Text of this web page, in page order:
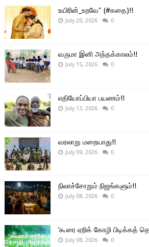
உயிரின்_உறவே" (#கதை)!!
July 20, 2026 0
வருமா இனி அந்தக்காலம்!!
July 15, 2026 0
எதியோப்பியா பயணம்!!
July 13, 2026 0
வரலாறு மறையாது!!
July 09, 2026 0
நிலாச்சோறும் நிஜங்களும்!!
July 08, 2026 0
‘கூரை ஏறிக் கோழி பிடிக்கத்
July 08, 2026 0